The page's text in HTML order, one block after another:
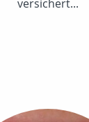
versichert...